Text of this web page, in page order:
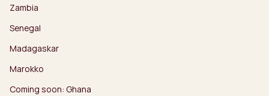
Zambia
Senegal
Madagaskar
Marokko
Coming soon: Ghana